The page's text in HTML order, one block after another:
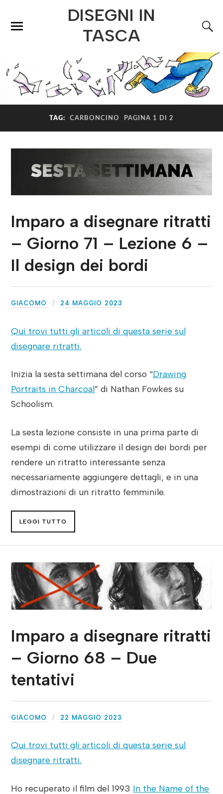
DISEGNI IN
TASCA
TAG: CARBONCINO PAGINA 1 DI 2
Imparo a disegnare ritratti
– Giorno 71 – Lezione 6 –
Il design dei bordi
GIACOMO 24 MAGGIO 2023
Qui trovi tutti gli articoli di questa serie sul
disegnare ritratti.
Inizia la sesta settimana del corso “Drawing
Portraits in Charcoal” di Nathan Fowkes su
Schoolism.
La sesta lezione consiste in una prima parte di
esempi di come utilizzare il design dei bordi per
rendere un ritratto interessante senza
necessariamente aggiungere dettagli, e in una
dimostrazioni di un ritratto femminile.
LEGGI TUTTO
Imparo a disegnare ritratti
– Giorno 68 – Due
tentativi
GIACOMO 22 MAGGIO 2023
Qui trovi tutti gli articoli di questa serie sul
disegnare ritratti.
Ho recuperato il film del 1993 In the Name of the